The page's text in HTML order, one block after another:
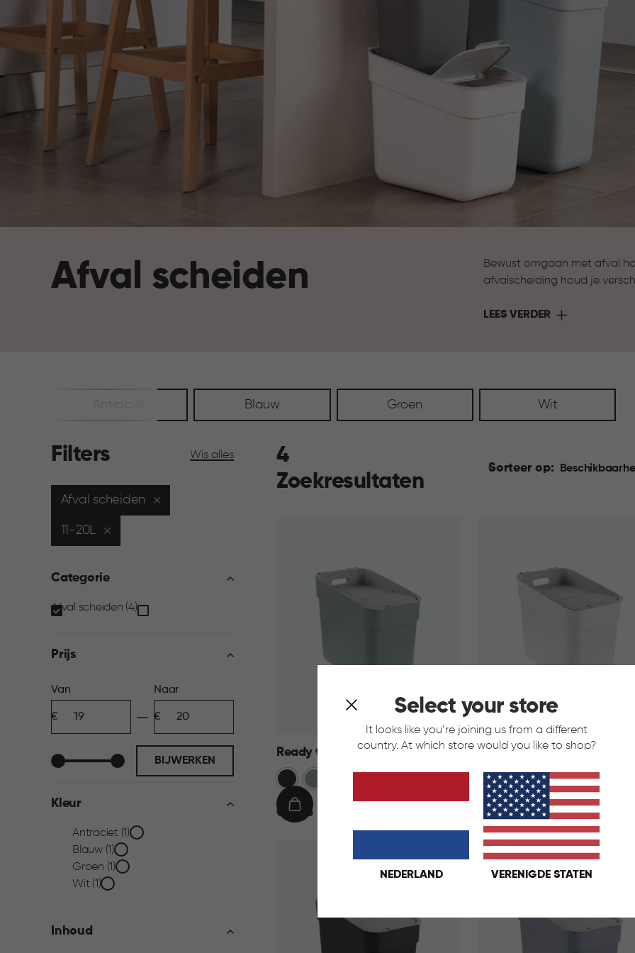
Select your store
It looks like you’re joining us from a different
country. At which store would you like to shop?
NEDERLAND VERENIGDE STATEN
Afval scheiden
Bewust omgaan met afval
afvalscheiding houd je
terwijl je huis netjes en
LEES VERDER
Blauw Groen Wit
Filters Wis alles
Afval scheiden
11-20L
Categorie
Categorie
filter
Afval scheiden (4)
Prijs
Prijs
filter
Van
Naar
BIJWERKEN
Kleur
Kleur
filter
Antraciet (1)
Blauw (1)
Groen (1)
Wit (1)
Inhoud
Sorteer op:
4
Zoekresultaten
Ready to Collect 20L - Groen
Donkergrijs
Groen
€€ 19,95
IN
WINKELMAND
Ready to Collect 20L - Wit
Donkergrijs
GroenWit Blauw
19,95
€ 19,95
IN
WINKELMAND